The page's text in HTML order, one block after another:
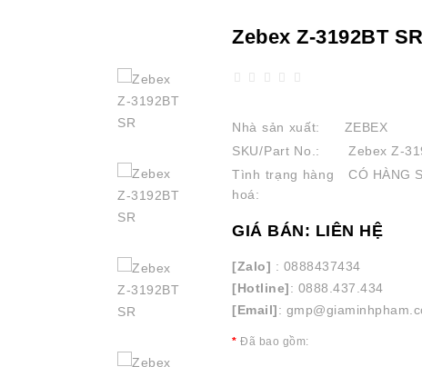
Zebex Z-3192BT SR
Nhà sản xuất:
ZEBEX
SKU/Part No.:
Zebex Z-
Tình trạng hàng
hoá:
CÓ HÀNG
GIÁ BÁN: LIÊN HỆ
[Zalo] : 0888437434
[Hotline]: 0888.437.434
[Email]:
Đã bao gồm: